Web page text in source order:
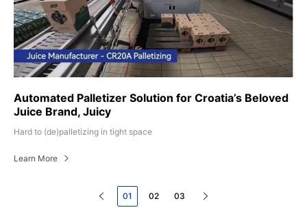
Automated Palletizer Solution for Croatia’s Beloved
Juice Brand, Juicy
Hard to (de)palletizing in tight space
Learn More
01 02 03